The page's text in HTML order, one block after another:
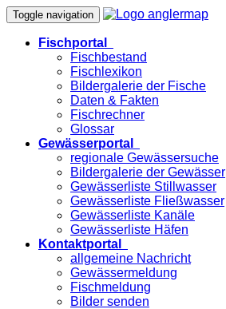
Toggle navigation
Fischportal
Fischbestand
Fischlexikon
Bildergalerie der Fische
Daten & Fakten
Fischrechner
Glossar
Gewässerportal
regionale Gewässersuche
Bildergalerie der Gewässer
Gewässerliste Stillwasser
Gewässerliste Fließwasser
Gewässerliste Kanäle
Gewässerliste Häfen
Kontaktportal
allgemeine Nachricht
Gewässermeldung
Fischmeldung
Bilder senden